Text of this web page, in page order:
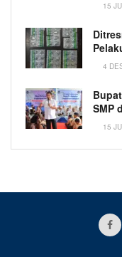
15
4
SMP
15